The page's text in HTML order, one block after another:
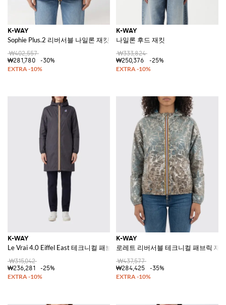
K-WAY
Sophie Plus.2 리버서블 나일론 재킷
₩402,557
₩281,780
-30%
K-WAY
나일론 후드 재킷
₩333,824
₩250,376
-25%
K-WAY
Le Vrai 4.0 Eiffel East 테크니컬 패브릭 바람막이
₩315,042
₩236,281
-25%
K-WAY
로레트 리버서블 테크니컬 패브릭 재
₩437,577
₩284,425
-35%